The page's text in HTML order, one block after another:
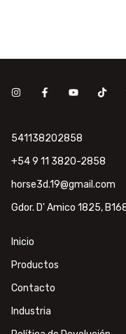
541138202858
+54 9 11 3820-2858
horse3d.19@gmail.com
Gdor. D' Amico 1825,
Inicio
Productos
Contacto
Industria